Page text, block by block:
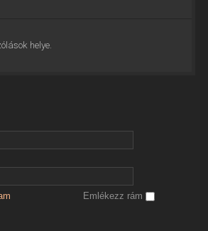
helye.
Emlékezz rám